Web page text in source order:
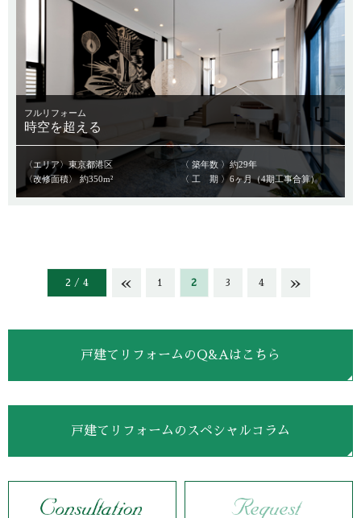
フルリフォーム
時空を超える
〈エリア〉東京都港区
〈改修面積〉 約350m²
〈 築年数 〉約29年
〈 工 期 〉6ヶ月（4期工事合算）
2 / 4 « 1 2 3 4 »
戸建てリフォームのQ&Aはこちら
戸建てリフォームのスペシャルコラム